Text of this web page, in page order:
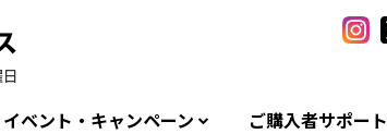
イベント・キャンペーン ご購入者サポート